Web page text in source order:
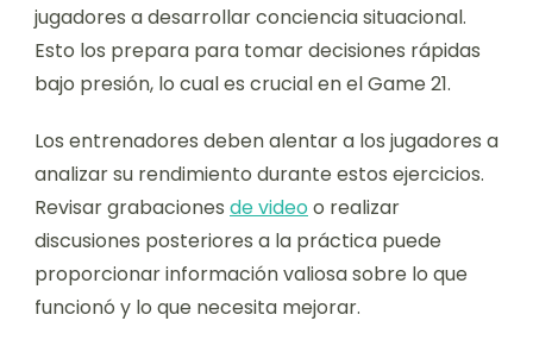
jugadores a desarrollar conciencia situacional.
Esto los prepara para tomar decisiones rápidas
bajo presión, lo cual es crucial en el Game 21.
Los entrenadores deben alentar a los jugadores a
analizar su rendimiento durante estos ejercicios.
Revisar grabaciones de videoo realizar
discusiones posteriores a la práctica puede
proporcionar información valiosa sobre lo que
funcionó y lo que necesita mejorar.